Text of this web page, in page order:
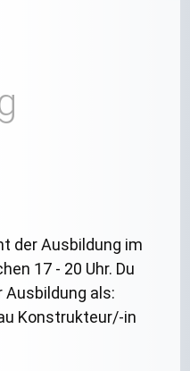
der Ausbildung im
17 - 20 Uhr. Du
als:
Konstrukteur/-in